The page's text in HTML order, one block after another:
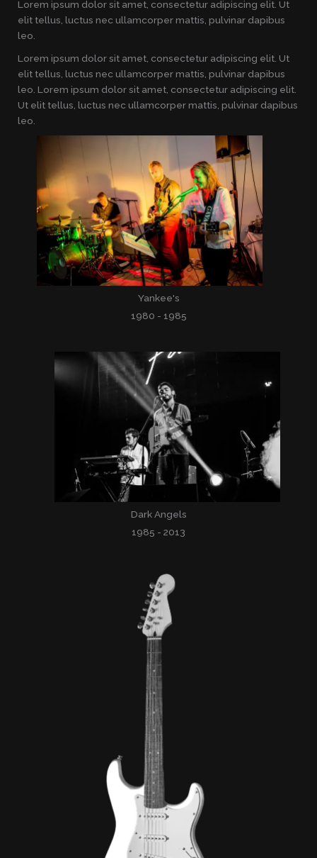
Lorem ipsum dolor sit amet, consectetur adipiscing elit. Ut
elit tellus, luctus nec ullamcorper mattis, pulvinar dapibus
leo.
Lorem ipsum dolor sit amet, consectetur adipiscing elit. Ut
elit tellus, luctus nec ullamcorper mattis, pulvinar dapibus
leo. Lorem ipsum dolor sit amet, consectetur adipiscing elit.
Ut elit tellus, luctus nec ullamcorper mattis, pulvinar dapibus
leo.
Yankee's
1980 - 1985
Dark Angels
1985 - 2013